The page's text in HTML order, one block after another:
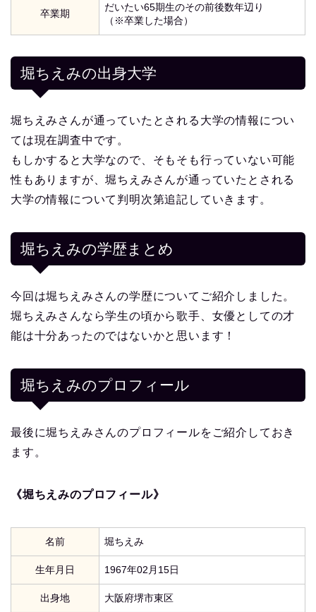
卒業期
だいたい65期生のその前後数年辺り
（※卒業した場合）
堀ちえみの出身大学
堀ちえみさんが通っていたとされる大学の情報につい
ては現在調査中です。
もしかすると大学なので、そもそも行っていない可能
性もありますが、堀ちえみさんが通っていたとされる
大学の情報について判明次第追記していきます。
堀ちえみの学歴まとめ
今回は堀ちえみさんの学歴についてご紹介しました。
堀ちえみさんなら学生の頃から歌手、女優としての才
能は十分あったのではないかと思います！
堀ちえみのプロフィール
最後に堀ちえみさんのプロフィールをご紹介しておき
ます。
《堀ちえみのプロフィール》
名前 堀ちえみ
生年月日 1967年02月15日
出身地 大阪府堺市東区